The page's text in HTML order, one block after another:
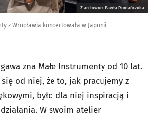
Z archiwum Pawła Romańczuka
z Wrocławia koncertowała w Japonii
zna Małe Instrumenty od 10 lat.
od niej, że to, jak pracujemy z
było dla niej inspiracją i
W swoim atelier